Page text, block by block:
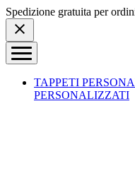
Skip to content
Spedizione gratuita per
TAPPETI
PERSONALIZZATI